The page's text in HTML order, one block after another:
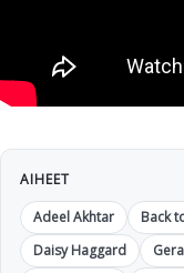
AIHEET
Adeel Akhtar
Back
Daisy Haggard